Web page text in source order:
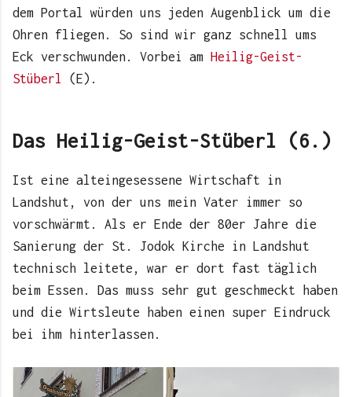
dem Portal würden uns jeden Augenblick um die
Ohren fliegen. So sind wir ganz schnell ums
Eck verschwunden. Vorbei am Heilig-Geist-
Stüberl
(E).
Das Heilig-Geist-Stüberl (6.)
Ist eine alteingesessene Wirtschaft in
Landshut, von der uns mein Vater immer so
vorschwärmt. Als er Ende der 80er Jahre die
Sanierung der St. Jodok Kirche in Landshut
technisch leitete, war er dort fast täglich
beim Essen. Das muss sehr gut geschmeckt haben
und die Wirtsleute haben einen super Eindruck
bei ihm hinterlassen.